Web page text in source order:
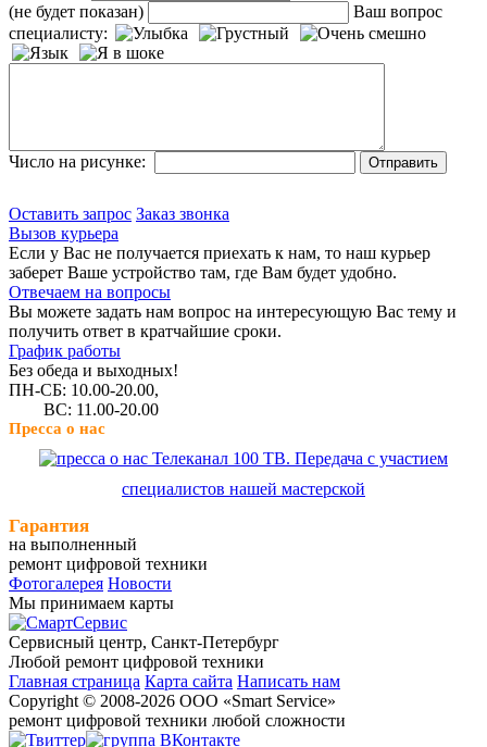
(не будет показан)
Ваш вопрос
специалисту:
Число на рисунке:
Оставить запрос Заказ звонка
Вызов курьера
Если у Вас не получается приехать к нам, то наш курьер
заберет Ваше устройство там, где Вам будет удобно.
Отвечаем на вопросы
Вы можете задать нам вопрос на интересующую Вас тему и
получить ответ в кратчайшие сроки.
График работы
Без обеда и выходных!
ПН-СБ: 10.00-20.00,
ВС: 11.00-20.00
Пресса о нас
Телеканал 100 ТВ. Передача с участием
специалистов нашей мастерской
Гарантия
на выполненный
ремонт цифровой техники
Фотогалерея Новости
Мы принимаем карты
Сервисный центр, Cанкт-Петербург
Любой ремонт цифровой техники
Главная страница Карта сайта Написать нам
Copyright © 2008-2026 ООО «Smart Service»
ремонт цифровой техники любой сложности